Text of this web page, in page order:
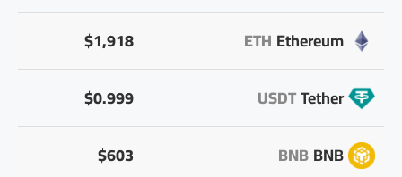
Ethereum
ETH
$1,918
Tether
USDT
$0.999
BNB
BNB
$603